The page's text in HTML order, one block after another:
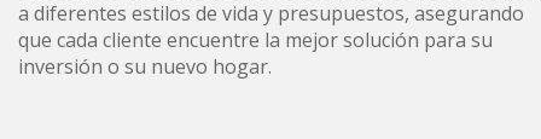
a diferentes estilos de vida y presupuestos, asegurando
que cada cliente encuentre la mejor solución para su
inversión o su nuevo hogar.